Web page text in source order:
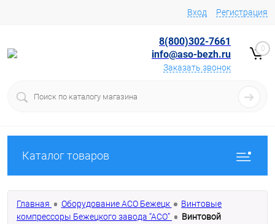
Вход Регистрация
8(800)302-7661
info@aso-bezh.ru
Заказать звонок
0
Каталог товаров
Главная Оборудование АСО Бежецк
Винтовые
компрессоры Бежецкого завода “АСО”
Винтовой